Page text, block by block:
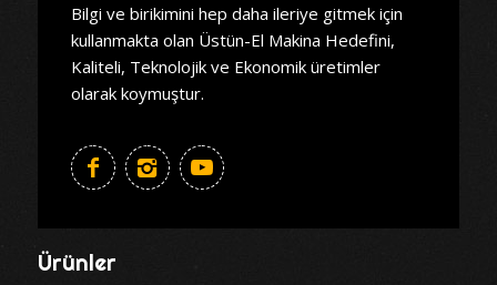
Bilgi ve birikimini hep daha ileriye gitmek için
kullanmakta olan Üstün-El Makina Hedefini,
Kaliteli, Teknolojik ve Ekonomik üretimler
olarak koymuştur.
Ürünler